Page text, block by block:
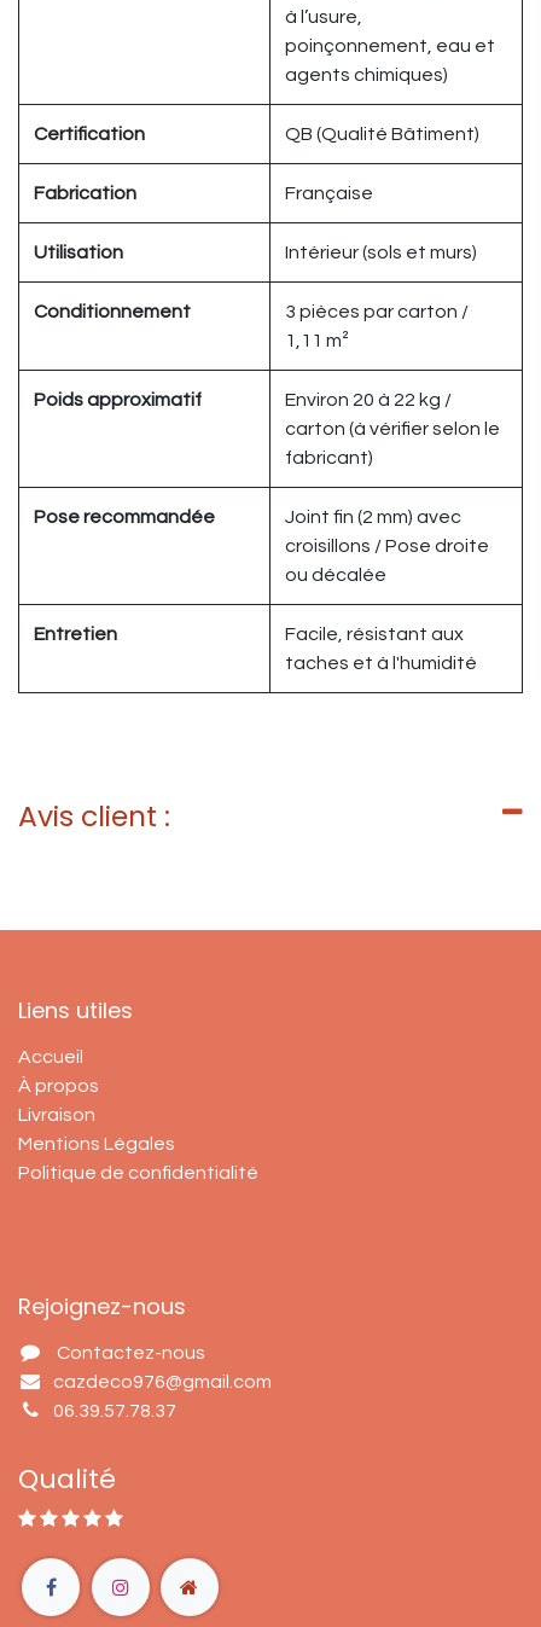
à l’usure,
poinçonnement, eau et
agents chimiques)
Certification QB (Qualité Bâtiment)
Fabrication Française
Utilisation Intérieur (sols et murs)
Conditionnement
3 pièces par carton /
1,11 m²
Poids approximatif
Environ 20 à 22 kg /
carton (à vérifier selon le
fabricant)
Pose recommandée
Joint fin (2 mm) avec
croisillons / Pose droite
ou décalée
Entretien
Facile, résistant aux
taches et à l'humidité
Avis client :
Liens utiles
Accueil
À propos
Livraison
Mentions Légales
Politique de confidentialité
Rejoignez-nous
Contactez-nous
cazdeco976@gmail.com
06.39.57.78.37
Qualité